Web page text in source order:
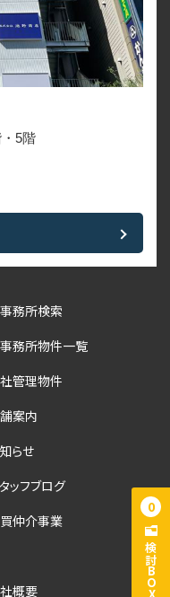
5階
務所検索
務所物件一覧
管理物件
案内
らせ
ッフブログ
仲介事業
概要
0
検討BOX